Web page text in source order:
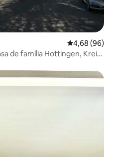
4,68 de uma
4,68 (96)
de família Hottingen, Kreis